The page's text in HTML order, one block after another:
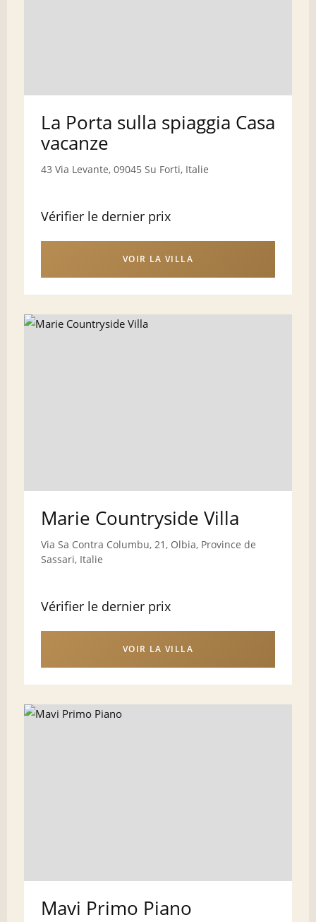
La Porta sulla spiaggia Casa
vacanze
43 Via Levante, 09045 Su Forti, Italie
Vérifier le dernier prix
VOIR LA VILLA
Marie Countryside Villa
Via Sa Contra Columbu, 21, Olbia, Province de
Sassari, Italie
Vérifier le dernier prix
VOIR LA VILLA
Mavi Primo Piano